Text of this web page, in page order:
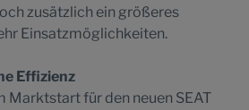
zusätzlich ein größeres
Einsatzmöglichkeiten.
Effizienz
Marktstart für den neuen SEAT